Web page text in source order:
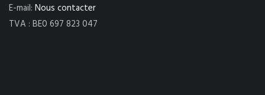
E-mail: Nous contacter
TVA : BE0 697 823 047